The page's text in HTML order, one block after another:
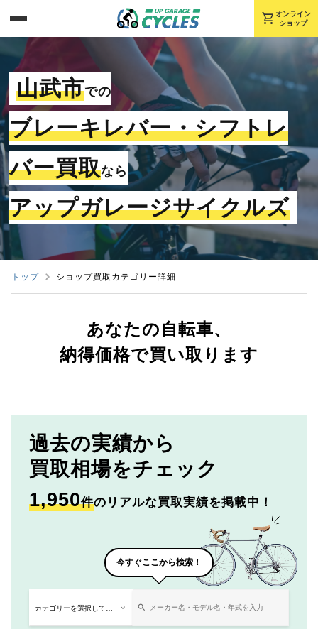
shopping_cart オンライン
ショップ
山武市での
ブレーキレバー・シフトレ
バー買取なら
アップガレージサイクルズ
トップ ショップ買取カテゴリー詳細
あなたの自転車、
納得価格で買い取ります
過去の実績から
買取相場をチェック
1,950件のリアルな買取実績を掲載中！
今すぐここから検索！